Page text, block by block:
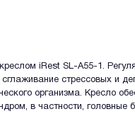
iRest SL-A55-1.
стрессовых и
организма. Кресло
в частности,